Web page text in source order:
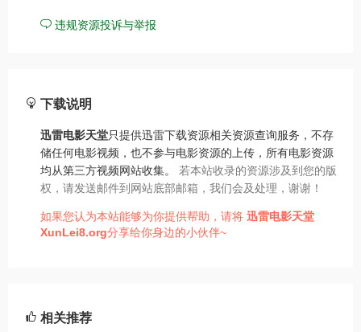
违规资源投诉与举报
下载说明
迅雷电影天堂只提供迅雷下载资源相关资源查询服务，不存
储任何电影视频，也不参与电影资源的上传，所有电影资源
均从第三方视频网站收集。 若本站收录的资源涉及到您的版
权，请发送邮件到网站底部邮箱，我们会及处理，谢谢！
如果您认为本站能够为你提供帮助，请将 迅雷电影天堂
XunLei8.org分享给你身边的小伙伴~
相关推荐